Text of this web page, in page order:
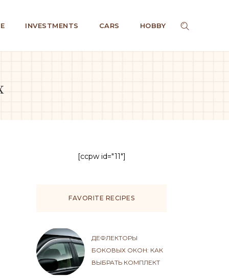
INVESTMENTS CARS HOBBY
[ccpw id="11"]
FAVORITE RECIPES
ДЕФЛЕКТОРЫ
БОКОВЫХ ОКОН: КАК
ВЫБРАТЬ КОМПЛЕКТ